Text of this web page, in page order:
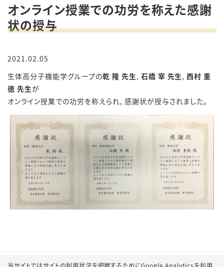
オンライン授業での功労を称えた感謝
状の授与
2021.02.05
生体高分子機能学グループの乾 隆 先生, 石橋 宰 先生,西村 重
徳 先生が
オンライン授業での功労を称えられ, 感謝状が授与されました。